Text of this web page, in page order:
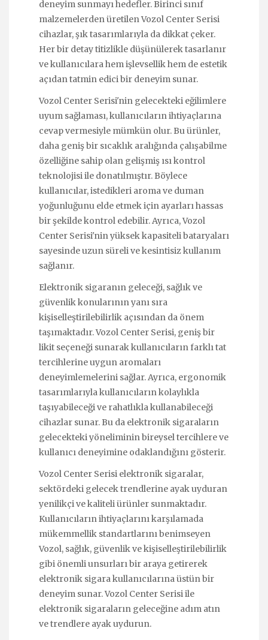
deneyim sunmayı hedefler. Birinci sınıf
malzemelerden üretilen Vozol Center Serisi
cihazlar, şık tasarımlarıyla da dikkat çeker.
Her bir detay titizlikle düşünülerek tasarlanır
ve kullanıcılara hem işlevsellik hem de estetik
açıdan tatmin edici bir deneyim sunar.
Vozol Center Serisi'nin gelecekteki eğilimlere
uyum sağlaması, kullanıcıların ihtiyaçlarına
cevap vermesiyle mümkün olur. Bu ürünler,
daha geniş bir sıcaklık aralığında çalışabilme
özelliğine sahip olan gelişmiş ısı kontrol
teknolojisi ile donatılmıştır. Böylece
kullanıcılar, istedikleri aroma ve duman
yoğunluğunu elde etmek için ayarları hassas
bir şekilde kontrol edebilir. Ayrıca, Vozol
Center Serisi'nin yüksek kapasiteli bataryaları
sayesinde uzun süreli ve kesintisiz kullanım
sağlanır.
Elektronik sigaranın geleceği, sağlık ve
güvenlik konularının yanı sıra
kişiselleştirilebilirlik açısından da önem
taşımaktadır. Vozol Center Serisi, geniş bir
likit seçeneği sunarak kullanıcıların farklı tat
tercihlerine uygun aromaları
deneyimlemelerini sağlar. Ayrıca, ergonomik
tasarımlarıyla kullanıcıların kolaylıkla
taşıyabileceği ve rahatlıkla kullanabileceği
cihazlar sunar. Bu da elektronik sigaraların
gelecekteki yöneliminin bireysel tercihlere ve
kullanıcı deneyimine odaklandığını gösterir.
Vozol Center Serisi elektronik sigaralar,
sektördeki gelecek trendlerine ayak uyduran
yenilikçi ve kaliteli ürünler sunmaktadır.
Kullanıcıların ihtiyaçlarını karşılamada
mükemmellik standartlarını benimseyen
Vozol, sağlık, güvenlik ve kişiselleştirilebilirlik
gibi önemli unsurları bir araya getirerek
elektronik sigara kullanıcılarına üstün bir
deneyim sunar. Vozol Center Serisi ile
elektronik sigaraların geleceğine adım atın
ve trendlere ayak uydurun.